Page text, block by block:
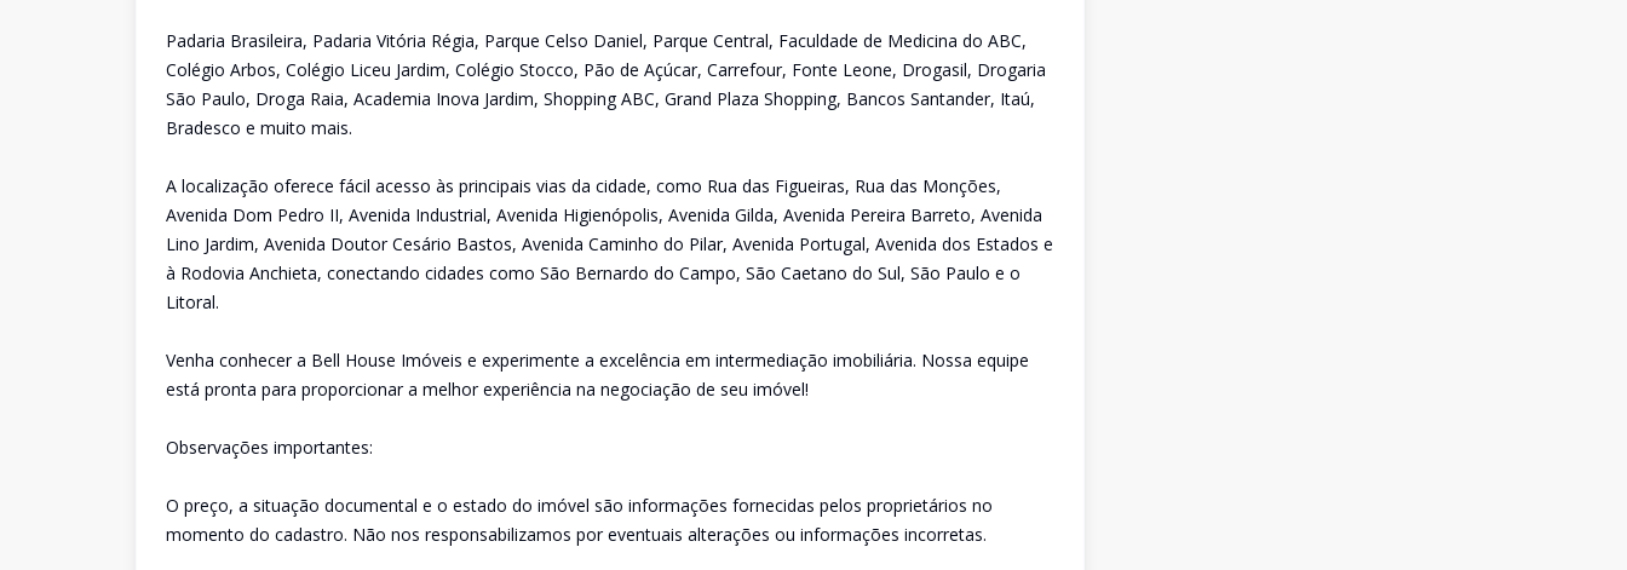
Padaria Brasileira, Padaria Vitória Régia, Parque Celso Daniel, Parque Central, Faculdade de Medicina do ABC,
Colégio Arbos, Colégio Liceu Jardim, Colégio Stocco, Pão de Açúcar, Carrefour, Fonte Leone, Drogasil, Drogaria
São Paulo, Droga Raia, Academia Inova Jardim, Shopping ABC, Grand Plaza Shopping, Bancos Santander, Itaú,
Bradesco e muito mais.
A localização oferece fácil acesso às principais vias da cidade, como Rua das Figueiras, Rua das Monções,
Avenida Dom Pedro II, Avenida Industrial, Avenida Higienópolis, Avenida Gilda, Avenida Pereira Barreto, Avenida
Lino Jardim, Avenida Doutor Cesário Bastos, Avenida Caminho do Pilar, Avenida Portugal, Avenida dos Estados e
à Rodovia Anchieta, conectando cidades como São Bernardo do Campo, São Caetano do Sul, São Paulo e o
Litoral.
Venha conhecer a Bell House Imóveis e experimente a excelência em intermediação imobiliária. Nossa equipe
está pronta para proporcionar a melhor experiência na negociação de seu imóvel!
Observações importantes:
O preço, a situação documental e o estado do imóvel são informações fornecidas pelos proprietários no
momento do cadastro. Não nos responsabilizamos por eventuais alterações ou informações incorretas.